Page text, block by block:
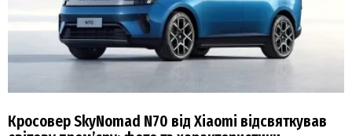
Кросовер SkyNomad N70 від Xiaomi відсвяткував